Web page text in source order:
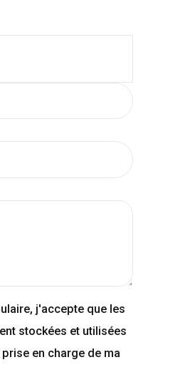
j'accepte que les
stockées et utilisées
en charge de ma